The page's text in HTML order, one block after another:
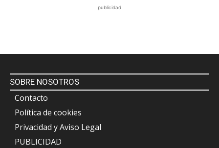
publicidad
SOBRE NOSOTROS
Contacto
Política de cookies
Privacidad y Aviso Legal
PUBLICIDAD